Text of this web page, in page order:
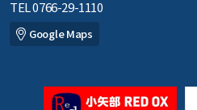
TEL 0766-29-1110
Google Maps